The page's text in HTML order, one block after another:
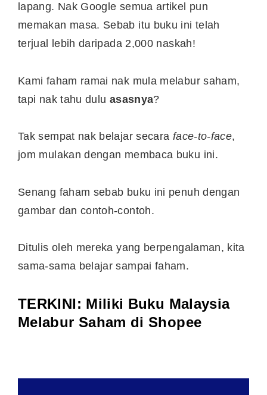
lapang. Nak Google semua artikel pun
memakan masa. Sebab itu buku ini telah
terjual lebih daripada 2,000 naskah!
Kami faham ramai nak mula melabur saham,
tapi nak tahu dulu asasnya?
Tak sempat nak belajar secara face-to-face,
jom mulakan dengan membaca buku ini.
Senang faham sebab buku ini penuh dengan
gambar dan contoh-contoh.
Ditulis oleh mereka yang berpengalaman, kita
sama-sama belajar sampai faham.
TERKINI: Miliki Buku Malaysia
Melabur Saham diShopee